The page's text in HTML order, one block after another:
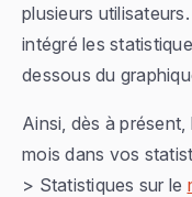
plusieurs
intégré les
dessous du
Ainsi, dès à
mois dans vos
> Statistiques sur le